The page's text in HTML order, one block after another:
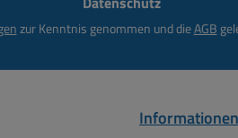
zur Kenntnis genommen und dieAGB
Informationen